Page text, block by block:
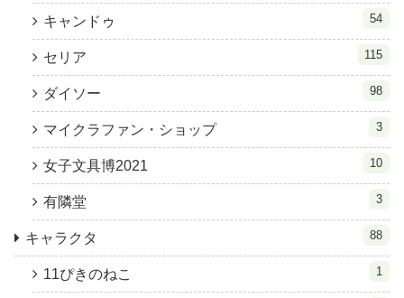
キャンドゥ 54
セリア 115
ダイソー 98
マイクラファン・ショップ 3
女子文具博2021 10
有隣堂 3
キャラクタ 88
11ぴきのねこ 1